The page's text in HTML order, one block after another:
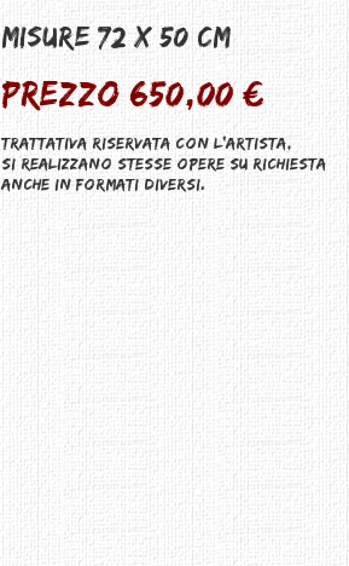
Misure 72 X 50 CM
Prezzo 650,00 €
Trattativa riservata con l'artista,
Si realizzano stesse opere su richiesta
anche in formati diversi.